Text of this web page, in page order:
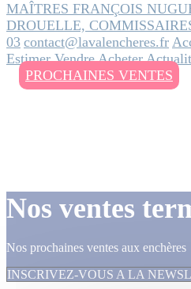
MAÎTRES FRANÇOIS
DROUELLE,
03 contact@lavalencheres.fr
EstimerVendreAcheter
PROCHAINES VENTES
Nos ventes
Nos prochaines ventes aux enchères
INSCRIVEZ-VOUS A LA